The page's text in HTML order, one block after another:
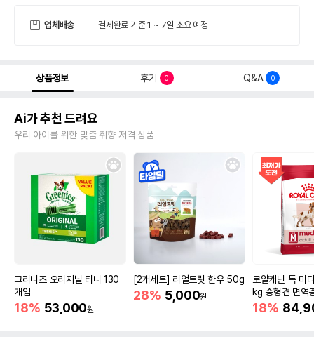
업체배송 결제완료 기준 1 ~ 7일 소요 예정
상품정보 후기 0 Q&A 0
Ai가 추천 드려요
우리 아이를 위한 맞춤 취향 저격 상품
그리니즈 오리지널 티니 130
개입
18% 53,000원
[2개세트] 리얼트릿 한우 50g
28% 5,000원
로얄캐닌 독 미
kg 중형견 면역
18%